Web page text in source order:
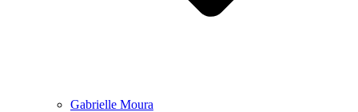
Gabrielle Moura